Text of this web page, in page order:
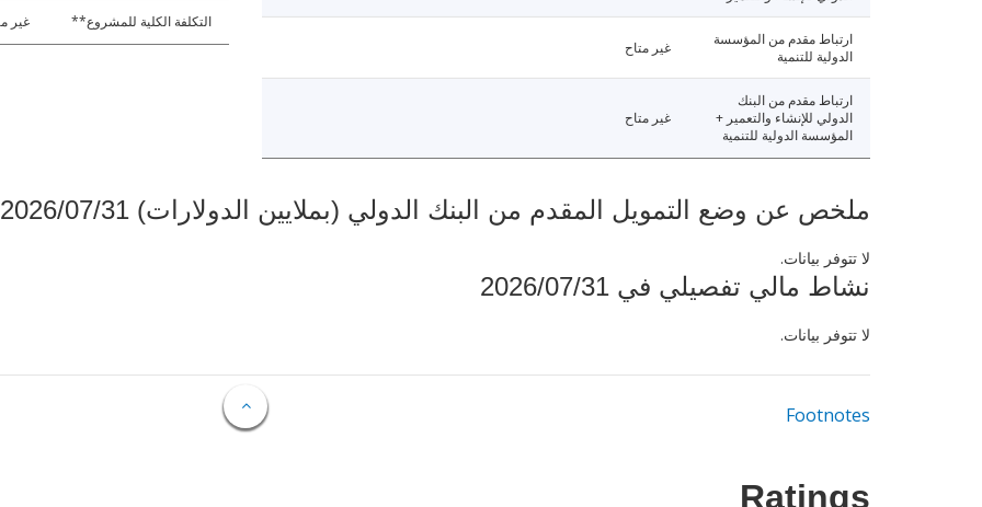
ارتباط مقدم من المؤسسة
الدولية للتنمية
غير متاح
ارتباط مقدم من البنك
الدولي للإنشاء والتعمير +
المؤسسة الدولية للتنمية
غير متاح
التكلفة الكلية للمشروع** غير
ملخص عن وضع التمويل المقدم من البنك الدولي (بملايين الدولارات) 2026/07/31
لا تتوفر بيانات.
نشاط مالي تفصيلي في 2026/07/31
لا تتوفر بيانات.
Footnotes